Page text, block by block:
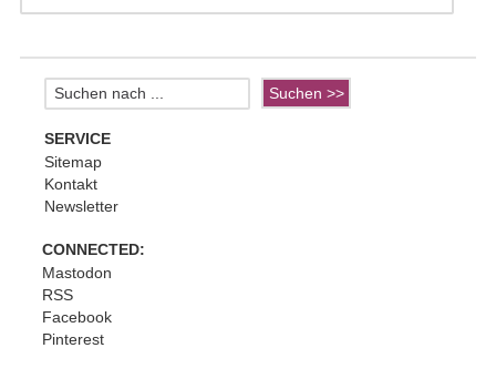
SERVICE
Sitemap
Kontakt
Newsletter
CONNECTED:
Mastodon
RSS
Facebook
Pinterest